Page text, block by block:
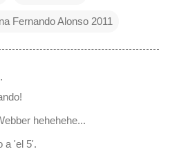
Fernando Alonso 2011
hehehehe...
a 'el 5'.